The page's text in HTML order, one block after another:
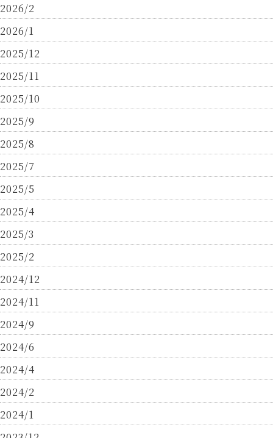
2026/2
2026/1
2025/12
2025/11
2025/10
2025/9
2025/8
2025/7
2025/5
2025/4
2025/3
2025/2
2024/12
2024/11
2024/9
2024/6
2024/4
2024/2
2024/1